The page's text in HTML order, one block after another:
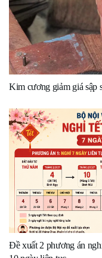
Kim cương giảm giá sập
Đề xuất 2 phương án